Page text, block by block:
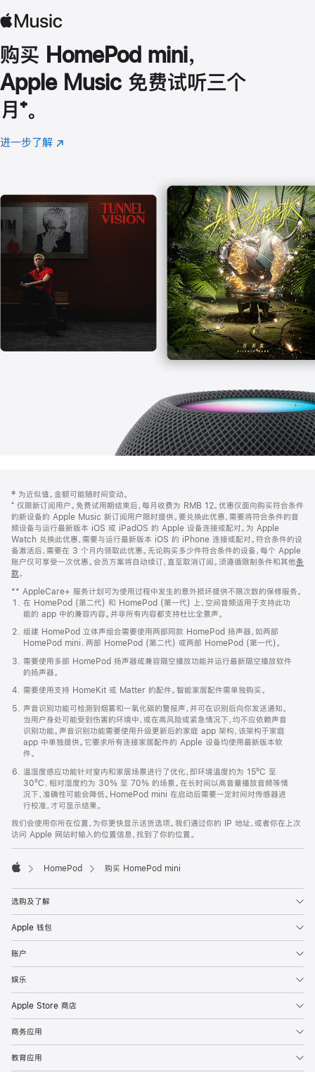
购买 HomePod mini，
Apple Music 免费试听三个
月 脚
注
⁺。
进一步了解 Apple
(在
口
中
打
开)
页
页
脚
注
‡ 为近似值。金额可能随时间变动。
⁺ 仅限新订阅用户。免费试用期结束后，每月收费为 RMB 12。优惠仅面向购买符合条件
的新设备的 Apple Music 新订阅用户限时提供。要兑换此优惠，需要将符合条件的音
频设备与运行最新版本 iOS 或 iPadOS 的 Apple 设备连接或配对。为 Apple
Watch 兑换此优惠，需要与运行最新版本 iOS 的 iPhone 连接或配对。符合条件的设
备激活后，需要在 3 个月内领取此优惠。无论购买多少件符合条件的设备，每个 Apple
账户仅可享受一次优惠。会员方案将自动续订，直至取消订阅。须遵循限制条件和其他条
款。
窗
口
中
打
开)
** AppleCare+ 服务计划可为使用过程中发生的意外损坏提供不限次数的保修服务。
在 HomePod (第二代) 和 HomePod (第一代) 上，空间音频适用于支持此功
能的 app 中的兼容内容。并非所有内容都支持杜比全景声。
组建 HomePod 立体声组合需要使用两部同款 HomePod 扬声器，如两部
HomePod mini、两部 HomePod (第二代) 或两部 HomePod (第一代)。
需要使用多部 HomePod 扬声器或兼容隔空播放功能并运行最新隔空播放软件
的扬声器。
需要使用支持 HomeKit 或 Matter 的配件。智能家居配件需单独购买。
声音识别功能可检测到烟雾和一氧化碳的警报声，并可在识别后向你发送通知。
当用户身处可能受到伤害的环境中，或在高风险或紧急情况下，均不应依赖声音
识别功能。声音识别功能需要使用升级更新后的家庭 app 架构，该架构于家庭
app 中单独提供。它要求所有连接家居配件的 Apple 设备均使用最新版本软
件。
温湿度感应功能针对室内和家居场景进行了优化，即环境温度约为 15ºC 至
30ºC、相对湿度约为 30% 至 70% 的场景。在长时间以高音量播放音频等情
况下，准确性可能会降低。HomePod mini 在启动后需要一定时间对传感器进
行校准，才可显示结果。
我们会使用你所在位置，为你更快显示送货选项。我们通过你的 IP 地址，或者你在上次
访问 Apple 网站时输入的位置信息，找到了你的位置。
HomePod 购买 HomePod mini
选购及了解
Apple 钱包
账户
娱乐
Apple Store 商店
商务应用
教育应用